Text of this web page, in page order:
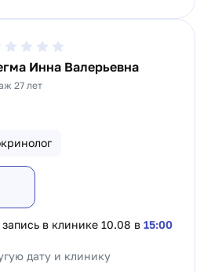
Инна Валерьевна
27 лет
в клинике 10.08 в 15:00
дату и клинику